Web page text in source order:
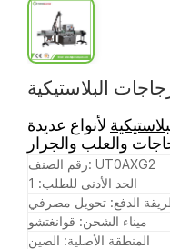
البلاستيكية
لأنواع عديدة
رقم الصنف: UT0AXG2
الحد الأدنى للطلب: 1
الدفع: تحويل مصرفي
ميناء الشحن: قوانغتشو
المنطقة الأصلية: الصين